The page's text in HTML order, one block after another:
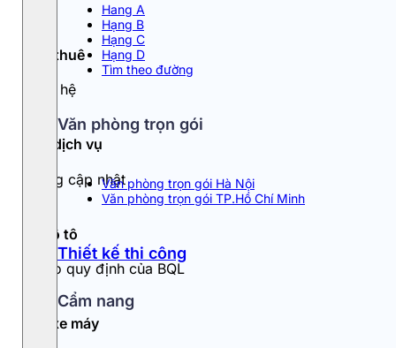
Hang A
Hạng B
Hạng C
Hạng D
Tìm theo đường
Văn phòng trọn gói
Văn phòng trọn gói Hà Nội
Văn phòng trọn gói TP.Hồ Chí Minh
Thiết kế thi công
Cẩm nang
Giá thuê
Liên hệ
Phí dịch vụ
Đang cập nhật
Đỗ ô tô
Theo quy định của BQL
Đỗ xe máy